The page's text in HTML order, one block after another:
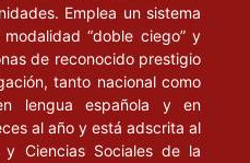
Emplea un sistema
“doble ciego” y
de reconocido prestigio
tanto nacional como
lengua española y en
al año y está adscrita al
y Ciencias Sociales de la